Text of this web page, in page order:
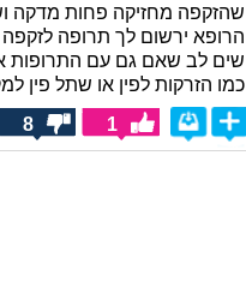
שהזקפה מחזיקה פחות מדקה
הרופא ירשום לך תרופה לזקפה
שים לב שאם גם עם התרופות
כמו הזרקות לפין או שתל פין
1
8